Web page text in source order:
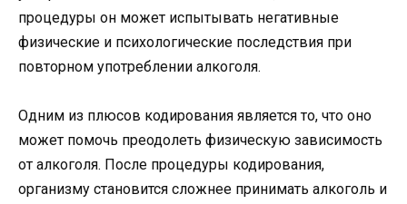
процедуры он может испытывать негативные
физические и психологические последствия при
повторном употреблении алкоголя.
Одним из плюсов кодирования является то, что оно
может помочь преодолеть физическую зависимость
от алкоголя. После процедуры кодирования,
организму становится сложнее принимать алкоголь и